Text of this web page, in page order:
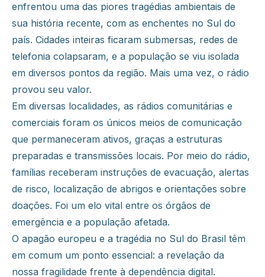
enfrentou uma das piores tragédias ambientais de
sua história recente, com as enchentes no Sul do
país. Cidades inteiras ficaram submersas, redes de
telefonia colapsaram, e a população se viu isolada
em diversos pontos da região. Mais uma vez, o rádio
provou seu valor.
Em diversas localidades, as rádios comunitárias e
comerciais foram os únicos meios de comunicação
que permaneceram ativos, graças a estruturas
preparadas e transmissões locais. Por meio do rádio,
famílias receberam instruções de evacuação, alertas
de risco, localização de abrigos e orientações sobre
doações. Foi um elo vital entre os órgãos de
emergência e a população afetada.
O apagão europeu e a tragédia no Sul do Brasil têm
em comum um ponto essencial: a revelação da
nossa fragilidade frente à dependência digital.